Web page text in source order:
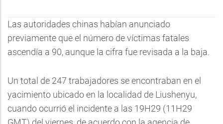
Las autoridades chinas habían anunciado
previamente que el número de víctimas fatales
ascendía a 90, aunque la cifra fue revisada a la baja.
Un total de 247 trabajadores se encontraban en el
yacimiento ubicado en la localidad de Liushenyu,
cuando ocurrió el incidente a las 19H29 (11H29